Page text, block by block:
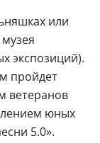
и
мастер-
С
площадке